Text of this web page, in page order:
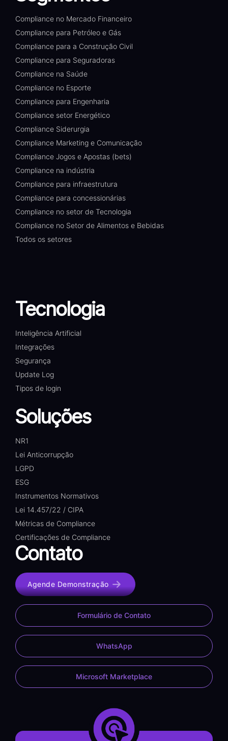
Compliance no Mercado Financeiro
Compliance para Petróleo e Gás
Compliance para a Construção Civil
Compliance para Seguradoras
Compliance na Saúde
Compliance no Esporte
Compliance para Engenharia
Compliance setor Energético
Compliance Siderurgia
Compliance Marketing e Comunicação
Compliance Jogos e Apostas (bets)
Compliance na indústria
Compliance para infraestrutura
Compliance para concessionárias
Compliance no setor de Tecnologia
Compliance no Setor de Alimentos e Bebidas
Todos os setores
Tecnologia
Inteligência Artificial
Integrações
Segurança
Update Log
Tipos de login
Soluções
NR1
Lei Anticorrupção
LGPD
ESG
Instrumentos Normativos
Lei 14.457/22 / CIPA
Métricas de Compliance
Certificações de Compliance
Contato
Agende Demonstração
Formulário de Contato
WhatsApp
Microsoft Marketplace